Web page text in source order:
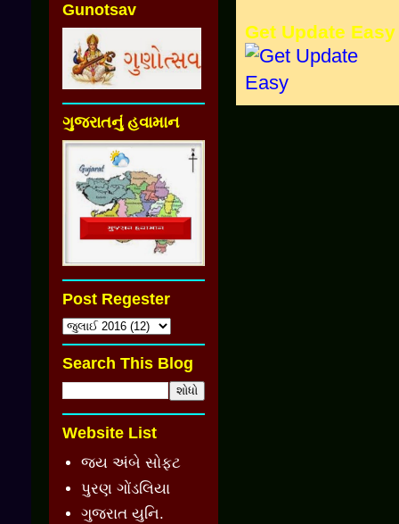
Get Update Easy
Gunotsav
ગુજરાતનું હવામાન
Post Regester
Search This Blog
Website List
જય અંબે સોફ્ટ
પુરણ ગોંડલિયા
ગુજરાત યુનિ.